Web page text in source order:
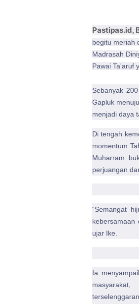
Pastipas.id,
begitu meriah
Madrasah
Pawai Ta'aruf
Sebanyak
Gapluk
menjadi daya
Di tengah
momentum
Muharram
perjuangan
“Semangat
ujar Ike.
Ia